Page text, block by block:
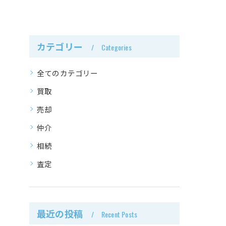
カテゴリー Categories
全てのカテゴリー
買取
売却
仲介
相続
査定
最近の投稿 Recent Posts